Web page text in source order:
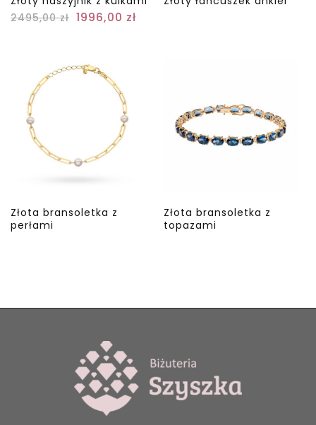
2495,00zł 1996,00 zł
Złota bransoletka z
perłami
Złota bransoletka z
topazami